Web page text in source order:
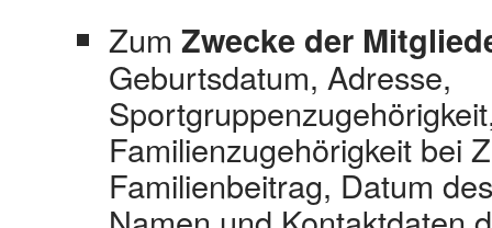
Zum Zwecke der
Geburtsdatum, Adresse,
Familienzugehörigkeit bei
Familienbeitrag, Datum